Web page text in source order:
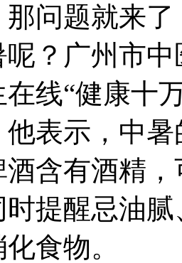
问题就来
？广州市
线“健康十
表示，中
酒含有酒精
提醒忌油
食物。